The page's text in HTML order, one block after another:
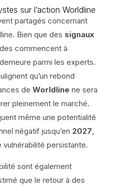
sur l’action Worldline
partagés concernant
Bien que des signaux
commencent à
parmi les experts.
qu’un rebond
de Worldline ne sera
pleinement le marché.
même une potentialité
négatif jusqu’en 2027,
persistante.
sont également
que le retour à des